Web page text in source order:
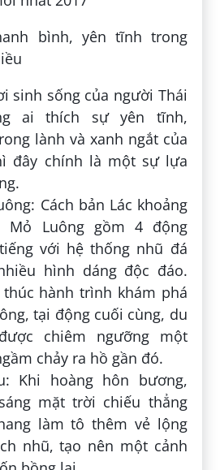
bình, yên tĩnh trong
sinh sống của người Thái
ai thích sự yên tĩnh,
lành và xanh ngắt của
đây chính là một sự lựa
Cách bản Lác khoảng
Mỏ Luông gồm 4 động
với hệ thống nhũ đá
hình dáng độc đáo.
thúc hành trình khám phá
tại động cuối cùng, du
chiêm ngưỡng một
chảy ra hồ gần đó.
Khi hoàng hôn bương,
mặt trời chiếu thẳng
làm tô thêm vẻ lộng
nhũ, tạo nên một cảnh